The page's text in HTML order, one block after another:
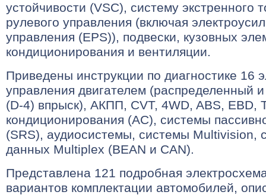
устойчивости (VSC), систему экстренного
рулевого управления (включая
управления (EPS)), подвески, кузовных
кондиционирования и вентиляции.
Приведены инструкции по диагностике 16
управления двигателем (распределенный
(D-4) впрыск), АКПП, CVT, 4WD, ABS, EBD,
кондиционирования (AC), системы
(SRS), аудиосистемы, системы Multivision,
данных Multiplex (BEAN и CAN).
Представлена 121 подробная
вариантов комплектации автомобилей,